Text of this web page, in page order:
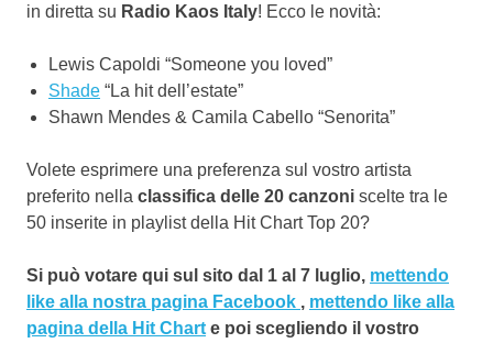
in diretta su Radio Kaos Italy! Ecco le novità:
Lewis Capoldi “Someone you loved”
Shade “La hit dell’estate”
Shawn Mendes & Camila Cabello “Senorita”
Volete esprimere una preferenza sul vostro artista
preferito nella classifica delle 20 canzoni scelte tra le
50 inserite in playlist della Hit Chart Top 20?
Si può votare qui sul sito dal 1 al 7 luglio, mettendo
like alla nostra pagina Facebook , mettendo like alla
pagina della Hit Chart e poi scegliendo il vostro